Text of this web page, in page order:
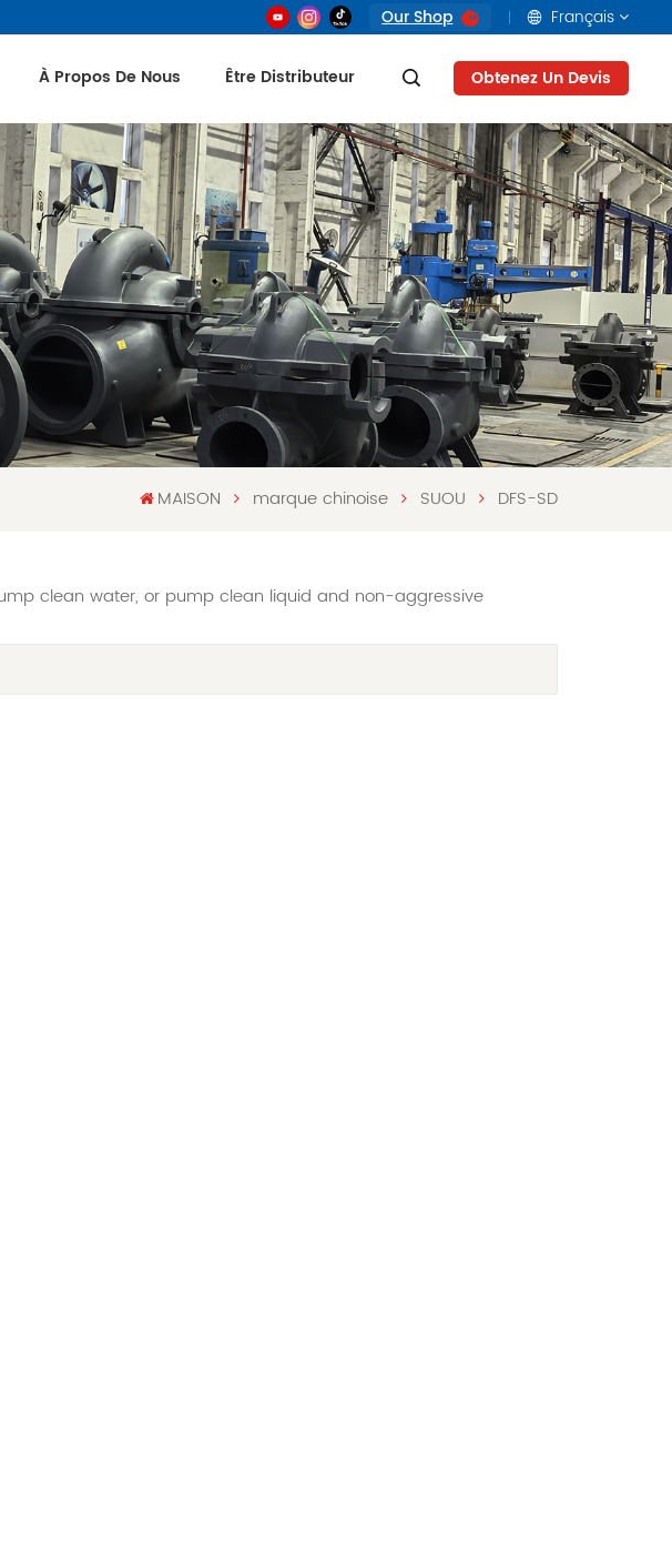
Our Shop Français
français
русский
العربية
Tiếng Việt
Indonesia
À Propos De Nous Être Distributeur Obtenez Un Devis
MAISON marque chinoise SUOU DFS-SD
clean water, or pump clean liquid and non-aggressive